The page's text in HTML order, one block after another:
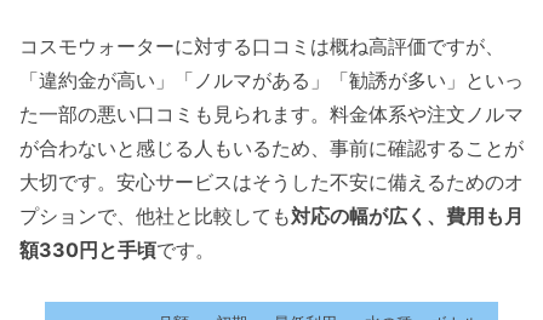
コスモウォーターに対する口コミは概ね高評価ですが、
「違約金が高い」「ノルマがある」「勧誘が多い」といっ
た一部の悪い口コミも見られます。料金体系や注文ノルマ
が合わないと感じる人もいるため、事前に確認することが
大切です。安心サービスはそうした不安に備えるためのオ
プションで、他社と比較しても対応の幅が広く、費用も月
額330円と手頃です。